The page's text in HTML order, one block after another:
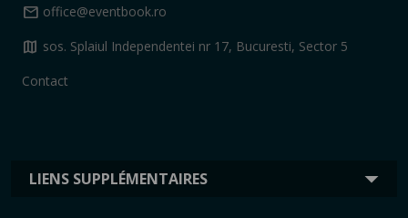
LIENS SUPPLÉMENTAIRES
mail office@eventbook.ro
map sos. Splaiul Independentei nr 17, Bucuresti, Sector 5
Contact